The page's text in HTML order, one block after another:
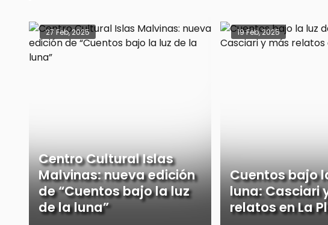
27 Feb, 2025
Centro Cultural Islas
Malvinas: nueva edición
de “Cuentos bajo la luz
de la luna”
19 Feb, 2025
Cuentos bajo
luna: Casciari
relatos en La